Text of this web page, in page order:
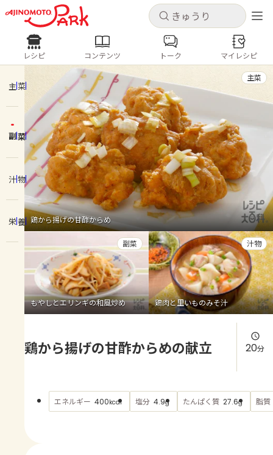
キャンセル
ログインするとレシピを保存できます
ログイン 新規登録
ホーム
コンテンツ
レシピ
よくあるお問い合わせ
お買い物
AJINOMOTO PARK とは
キャンセル
レシピ コンテンツ
人気の食材・レシピ
きゅうり なす トマト
とうもろこし
ピーマン
みょうが ゴーヤ
レシピ コンテンツ トーク マイレシピ
主菜
副菜
汁物
栄養 鶏から揚げの甘酢からめ
主菜
もやしとエリンギの和風炒め
副菜
鶏肉と里いものみそ汁
汁物
鶏から揚げの甘酢からめの献立 20分
エネルギー 400kcal 塩分 4.9g たんぱく質 27.6g 脂質